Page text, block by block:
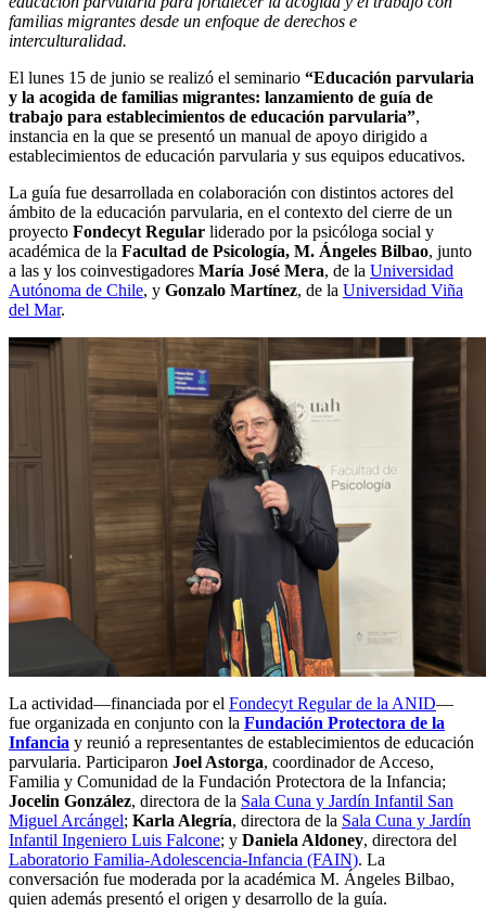
familias migrantes desde un enfoque de derechos e
interculturalidad.
El lunes 15 de junio se realizó el seminario “Educación parvularia
y la acogida de familias migrantes: lanzamiento de guía de
trabajo para establecimientos de educación parvularia”,
instancia en la que se presentó un manual de apoyo dirigido a
establecimientos de educación parvularia y sus equipos educativos.
La guía fue desarrollada en colaboración con distintos actores del
ámbito de la educación parvularia, en el contexto del cierre de un
proyecto Fondecyt Regular liderado por la psicóloga social y
académica de la Facultad de Psicología, M. Ángeles Bilbao, junto
a las y los coinvestigadores María José Mera, de la Universidad
Autónoma de Chile, y Gonzalo Martínez, de la Universidad Viña
del Mar.
La actividad—financiada por el Fondecyt Regular de la ANID—
fue organizada en conjunto con la Fundación Protectora de la
Infancia y reunió a representantes de establecimientos de educación
parvularia. Participaron Joel Astorga, coordinador de Acceso,
Familia y Comunidad de la Fundación Protectora de la Infancia;
Jocelin González, directora de la Sala Cuna y Jardín Infantil San
Miguel Arcángel; Karla Alegría, directora de la Sala Cuna y Jardín
Infantil Ingeniero Luis Falcone; y Daniela Aldoney, directora del
Laboratorio Familia-Adolescencia-Infancia (FAIN). La
conversación fue moderada por la académica M. Ángeles Bilbao,
quien además presentó el origen y desarrollo de la guía.